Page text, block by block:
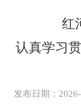
红
认真学习
发布日期：